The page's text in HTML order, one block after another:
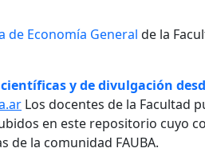
de Economía General de la
y de divulgación
Los docentes de la Facultad
en este repositorio cuyo
de la comunidad FAUBA.